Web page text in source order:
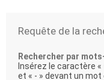
Requête de la
Rechercher par
Insérez le caractère
et « - » devant un